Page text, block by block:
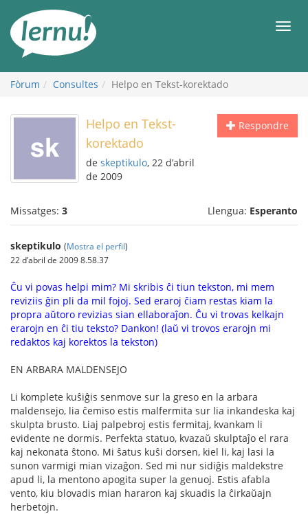
contingut
Fòrum Consultes Helpo en Tekst-korektado
Respondre
Helpo en Tekst-
korektado
de skeptikulo, 22 d’abril
de 2009
Missatges: 3 Llengua: Esperanto
skeptikulo (Mostra el perfil)
22 d’abril de 2009 8.58.37
Ĉu vi povas helpi mim? Mi skribis ĉi tiun tekston, mi mem
reviziis ĝin pli da mil fojoj. Sed eraroj ĉiam restas kiam la
propra aŭtoro revizias sian ellaboraĵon. Ĉu vi trovas kelkajn
erarojn en ĉi tiu teksto? Dankon! (laŭ vi trovos erarojn mi
redaktos kaj korektos la tekston)
EN ARBARA MALDENSEJO
Li komplete kuŝiĝis senmove sur la greso en la arbara
maldensejo, lia ĉemiso estis malfermita sur lia inkandeska kaj
skulpta brusto. Liaj palpebroj estis fermitaj, kvankam li
evidente ne dormis. Perfekta statuo, kvazaŭ skulptaĵo el rara
kaj nekonata ŝtono. Mi ŝatus kuŝi dorsen, kiel li, kaj lasi la
sunon varmigi mian vizaĝon. Sed mi nur sidiĝis maldekstre
apud li, la mentono apogita super la genuoj. Estis afabla
vento, kiu blovadis mian hararon kaj skuadis la ĉirkaŭajn
herbetojn.